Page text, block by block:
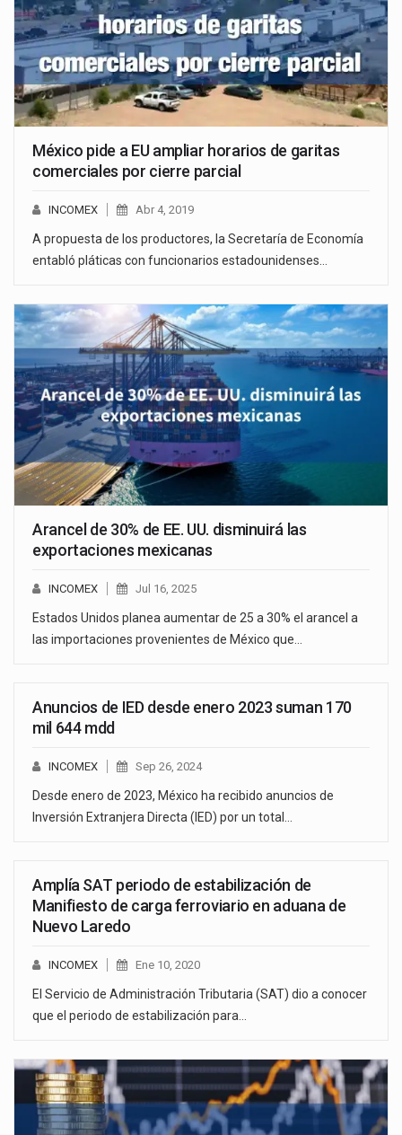
México pide a EU ampliar horarios de garitas
comerciales por cierre parcial
INCOMEX Abr 4, 2019
A propuesta de los productores, la Secretaría de Economía
entabló pláticas con funcionarios estadounidenses…
Arancel de 30% de EE. UU. disminuirá las
exportaciones mexicanas
INCOMEX Jul 16, 2025
Estados Unidos planea aumentar de 25 a 30% el arancel a
las importaciones provenientes de México que…
Anuncios de IED desde enero 2023 suman 170
mil 644 mdd
INCOMEX Sep 26, 2024
Desde enero de 2023, México ha recibido anuncios de
Inversión Extranjera Directa (IED) por un total…
Amplía SAT periodo de estabilización de
Manifiesto de carga ferroviario en aduana de
Nuevo Laredo
INCOMEX Ene 10, 2020
El Servicio de Administración Tributaria (SAT) dio a conocer
que el periodo de estabilización para…